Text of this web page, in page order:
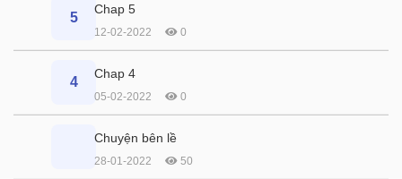
5
Chap 5
12-02-2022 0
4
Chap 4
05-02-2022 0
Chuyện bên lề
28-01-2022 50